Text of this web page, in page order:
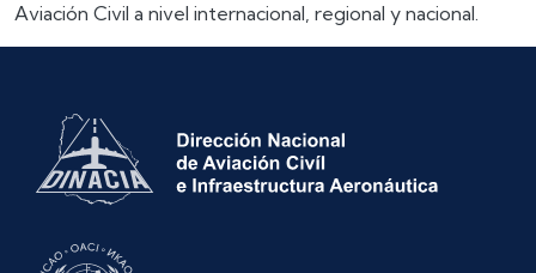
Aviación Civil a nivel internacional, regional y nacional.